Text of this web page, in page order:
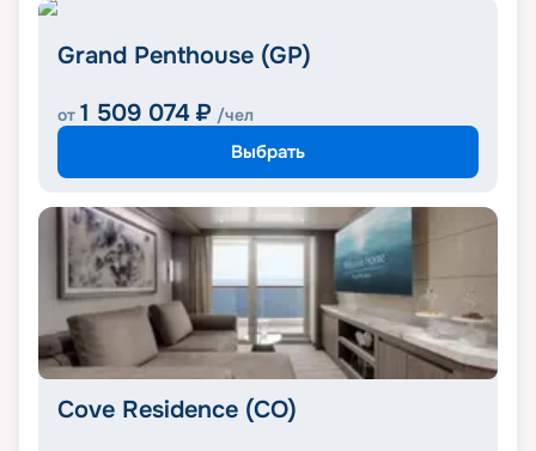
Grand Penthouse (GP)
от 1 509 074 ₽ /чел
Выбрать
Cove Residence (CO)